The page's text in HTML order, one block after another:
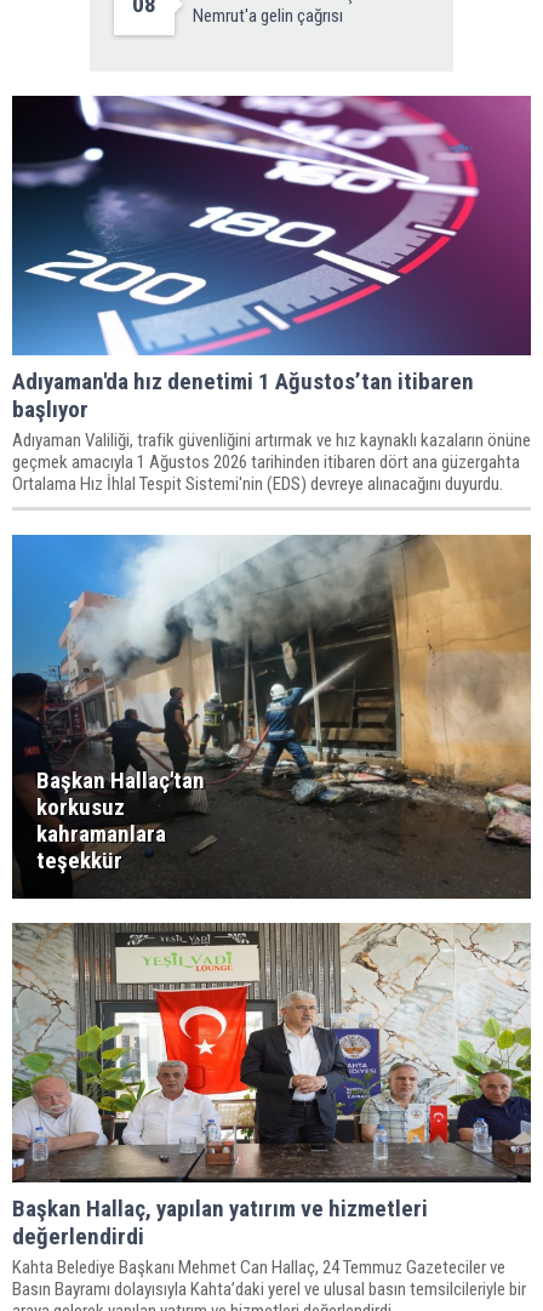
Nemrut'a gelin çağrısı
Adıyaman'da hız denetimi 1 Ağustos’tan itibaren
başlıyor
Adıyaman Valiliği, trafik güvenliğini artırmak ve hız kaynaklı kazaların önüne
geçmek amacıyla 1 Ağustos 2026 tarihinden itibaren dört ana güzergahta
Ortalama Hız İhlal Tespit Sistemi'nin (EDS) devreye alınacağını duyurdu.
Başkan Hallaç'tan
korkusuz
kahramanlara
teşekkür
Başkan Hallaç, yapılan yatırım ve hizmetleri
değerlendirdi
Kahta Belediye Başkanı Mehmet Can Hallaç, 24 Temmuz Gazeteciler ve
Basın Bayramı dolayısıyla Kahta’daki yerel ve ulusal basın temsilcileriyle bir